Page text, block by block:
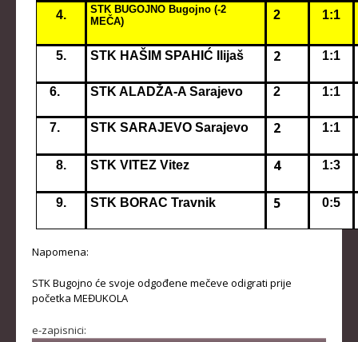
4.
STK BUGOJNO Bugojno (-2
MEČA)
2 1:1
5. STK HAŠIM SPAHIĆ Ilijaš 2 1:1
6. STK ALADŽA-A Sarajevo 2 1:1
7. STK SARAJEVO Sarajevo 2 1:1
8. STK VITEZ Vitez 4 1:3
9. STK BORAC Travnik 5 0:5
Napomena:
STK Bugojno će svoje odgođene mečeve odigrati prije
početka MEĐUKOLA
e-zapisnici: